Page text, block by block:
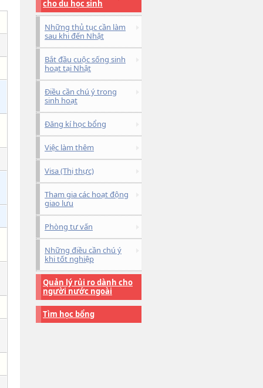
cho du học sinh
Những thủ tục cần làm
sau khi đến Nhật
Bắt đầu cuộc sống sinh
hoạt tại Nhật
Điều cần chú ý trong
sinh hoạt
Đăng kí học bổng
Việc làm thêm
Visa (Thị thực)
Tham gia các hoạt động
giao lưu
Phòng tư vấn
Những điều cần chú ý
khi tốt nghiệp
Quản lý rủi ro dành cho
người nước ngoài
Tìm học bổng